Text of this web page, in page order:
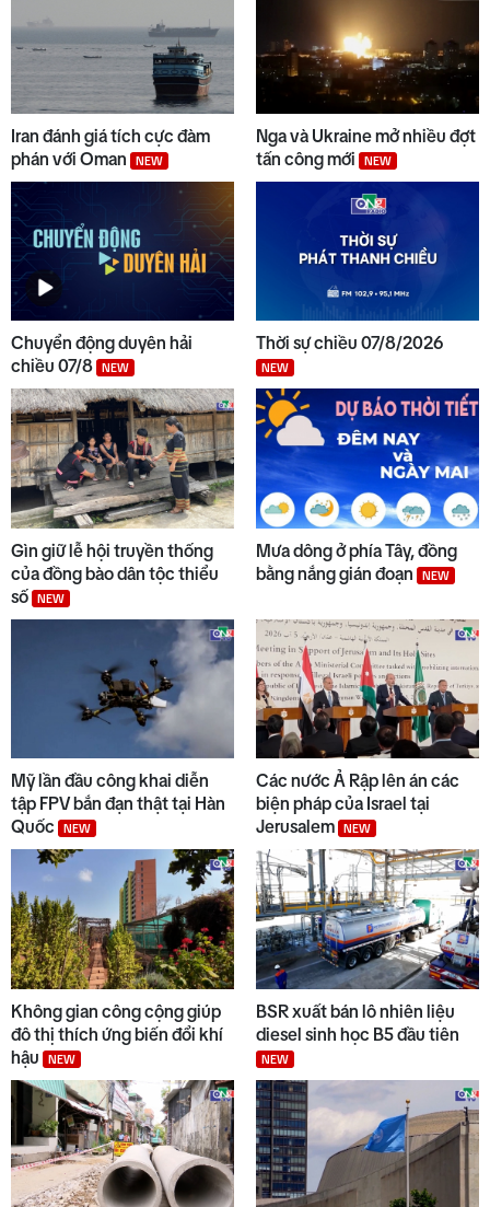
Iran đánh giá tích cực đàm
phán với Oman
NEW
Nga và Ukraine mở nhiều đợt
tấn công mới
NEW
Chuyển động duyên hải
chiều 07/8
NEW
Thời sự chiều 07/8/2026
NEW
Gìn giữ lễ hội truyền thống
của đồng bào dân tộc thiểu
số
NEW
Mưa dông ở phía Tây, đồng
bằng nắng gián đoạn
NEW
Mỹ lần đầu công khai diễn
tập FPV bắn đạn thật tại Hàn
Quốc
NEW
Các nước Ả Rập lên án các
biện pháp của Israel tại
Jerusalem
NEW
Không gian công cộng giúp
đô thị thích ứng biến đổi khí
hậu
NEW
BSR xuất bán lô nhiên liệu
diesel sinh học B5 đầu tiên
NEW